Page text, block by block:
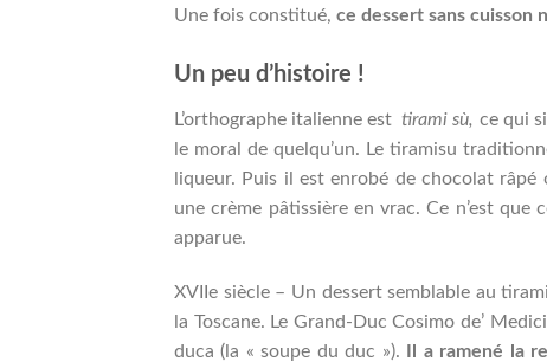
Une fois constitué, ce dessert sans cuisson
Un peu d’histoire !
L’orthographe italienne esttirami sù, ce qui
le moral de quelqu’un. Le tiramisu
liqueur. Puis il est enrobé de chocolat
une crème pâtissière en vrac. Ce n’est que
apparue.
XVIIe siècle – Un dessert semblable au
la Toscane. Le Grand-Duc Cosimo de’
duca (la « soupe du duc »).
Il a ramené la